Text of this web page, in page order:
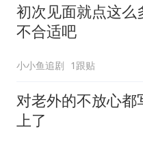
初次见面就点这么
不合适吧
小小鱼追剧 1跟贴
对老外的不放心都
上了